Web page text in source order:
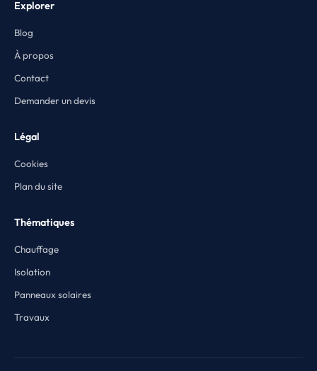
Explorer
Blog
À propos
Contact
Demander un devis
Légal
Cookies
Plan du site
Thématiques
Chauffage
Isolation
Panneaux solaires
Travaux